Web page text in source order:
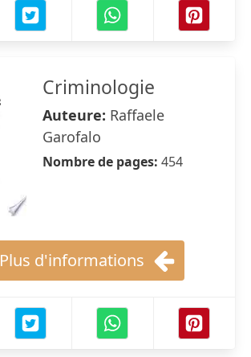
Criminologie
Auteure: Raffaele
Garofalo
Nombre de pages: 454
Plus d'informations